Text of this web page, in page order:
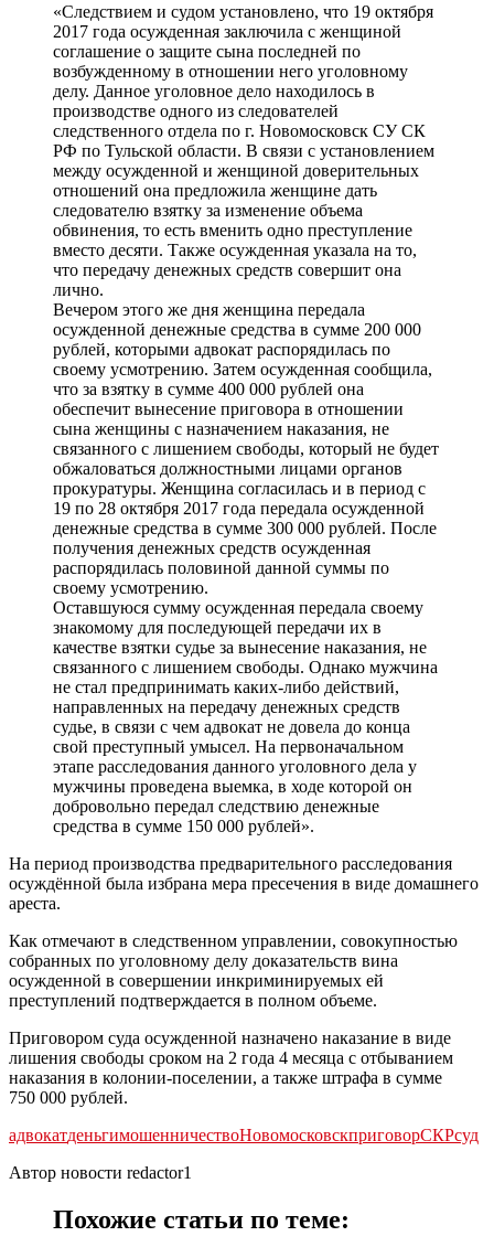
«Следствием и судом установлено, что 19 октября
2017 года осужденная заключила с женщиной
соглашение о защите сына последней по
возбужденному в отношении него уголовному
делу. Данное уголовное дело находилось в
производстве одного из следователей
следственного отдела по г. Новомосковск СУ СК
РФ по Тульской области. В связи с установлением
между осужденной и женщиной доверительных
отношений она предложила женщине дать
следователю взятку за изменение объема
обвинения, то есть вменить одно преступление
вместо десяти. Также осужденная указала на то,
что передачу денежных средств совершит она
лично.
Вечером этого же дня женщина передала
осужденной денежные средства в сумме 200 000
рублей, которыми адвокат распорядилась по
своему усмотрению. Затем осужденная сообщила,
что за взятку в сумме 400 000 рублей она
обеспечит вынесение приговора в отношении
сына женщины с назначением наказания, не
связанного с лишением свободы, который не будет
обжаловаться должностными лицами органов
прокуратуры. Женщина согласилась и в период с
19 по 28 октября 2017 года передала осужденной
денежные средства в сумме 300 000 рублей. После
получения денежных средств осужденная
распорядилась половиной данной суммы по
своему усмотрению.
Оставшуюся сумму осужденная передала своему
знакомому для последующей передачи их в
качестве взятки судье за вынесение наказания, не
связанного с лишением свободы. Однако мужчина
не стал предпринимать каких-либо действий,
направленных на передачу денежных средств
судье, в связи с чем адвокат не довела до конца
свой преступный умысел. На первоначальном
этапе расследования данного уголовного дела у
мужчины проведена выемка, в ходе которой он
добровольно передал следствию денежные
средства в сумме 150 000 рублей».
На период производства предварительного расследования
осуждённой была избрана мера пресечения в виде домашнего
ареста.
Как отмечают в следственном управлении, совокупностью
собранных по уголовному делу доказательств вина
осужденной в совершении инкриминируемых ей
преступлений подтверждается в полном объеме.
Приговором суда осужденной назначено наказание в виде
лишения свободы сроком на 2 года 4 месяца с отбыванием
наказания в колонии-поселении, а также штрафа в сумме
750 000 рублей.
адвокатденьгимошенничествоНовомосковскприговорСКРсуд
Автор новости redactor1
Похожие статьи по теме: